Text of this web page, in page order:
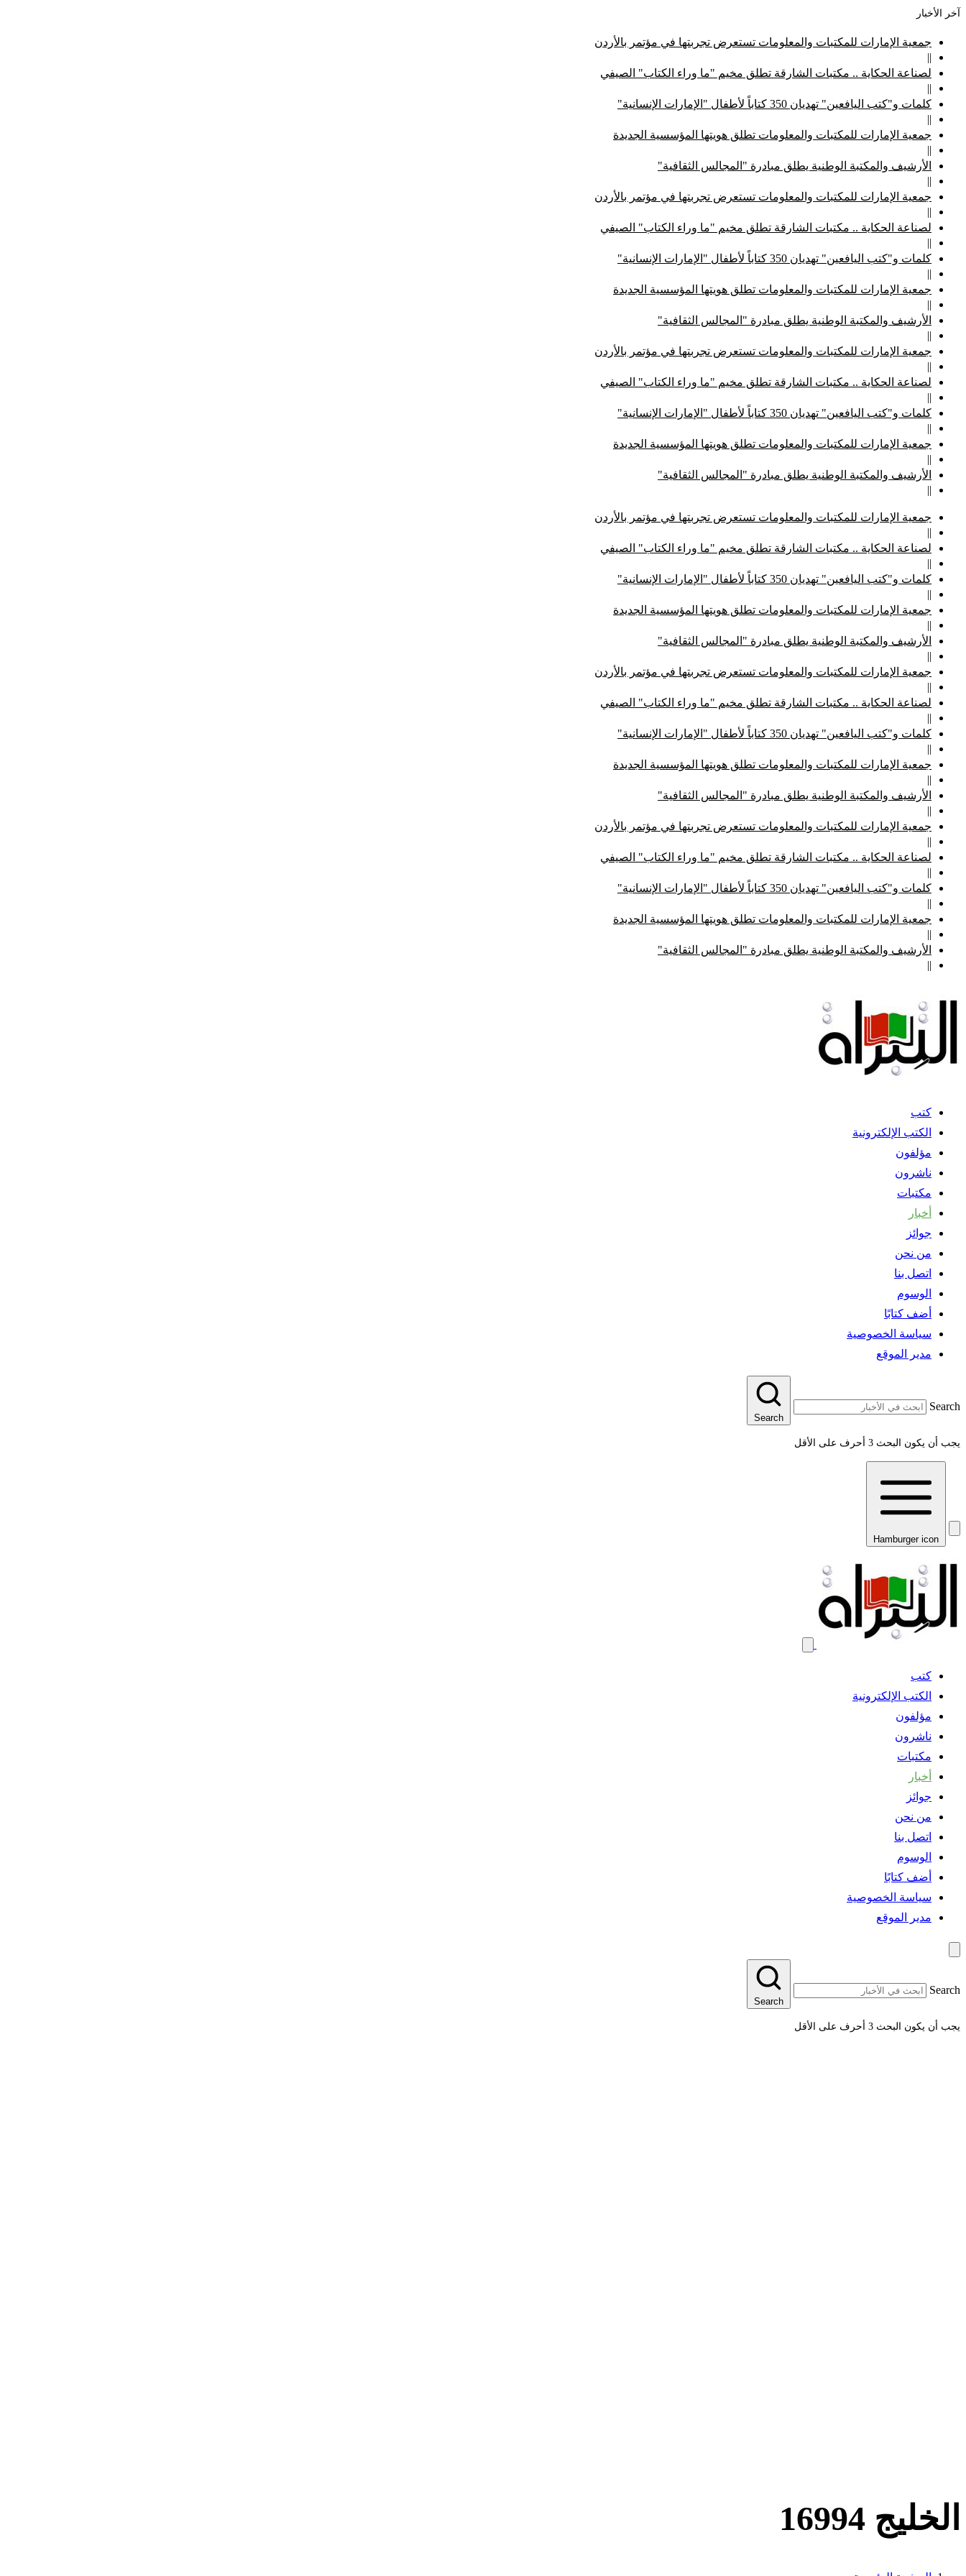
آخر الأخبار
جمعية الإمارات للمكتبات والمعلومات تستعرض تجربتها في مؤتمر بالأردن
||
لصناعة الحكاية .. مكتبات الشارقة تطلق مخيم "ما وراء الكتاب" الصيفي
||
كلمات و"كتب اليافعين" تهديان 350 كتاباً لأطفال "الإمارات الإنسانية"
||
جمعية الإمارات للمكتبات والمعلومات تطلق هويتها المؤسسية الجديدة
||
الأرشيف والمكتبة الوطنية يطلق مبادرة "المجالس الثقافية"
||
جمعية الإمارات للمكتبات والمعلومات تستعرض تجربتها في مؤتمر بالأردن
||
لصناعة الحكاية .. مكتبات الشارقة تطلق مخيم "ما وراء الكتاب" الصيفي
||
كلمات و"كتب اليافعين" تهديان 350 كتاباً لأطفال "الإمارات الإنسانية"
||
جمعية الإمارات للمكتبات والمعلومات تطلق هويتها المؤسسية الجديدة
||
الأرشيف والمكتبة الوطنية يطلق مبادرة "المجالس الثقافية"
||
جمعية الإمارات للمكتبات والمعلومات تستعرض تجربتها في مؤتمر بالأردن
||
لصناعة الحكاية .. مكتبات الشارقة تطلق مخيم "ما وراء الكتاب" الصيفي
||
كلمات و"كتب اليافعين" تهديان 350 كتاباً لأطفال "الإمارات الإنسانية"
||
جمعية الإمارات للمكتبات والمعلومات تطلق هويتها المؤسسية الجديدة
||
الأرشيف والمكتبة الوطنية يطلق مبادرة "المجالس الثقافية"
||
جمعية الإمارات للمكتبات والمعلومات تستعرض تجربتها في مؤتمر بالأردن
||
لصناعة الحكاية .. مكتبات الشارقة تطلق مخيم "ما وراء الكتاب" الصيفي
||
كلمات و"كتب اليافعين" تهديان 350 كتاباً لأطفال "الإمارات الإنسانية"
||
جمعية الإمارات للمكتبات والمعلومات تطلق هويتها المؤسسية الجديدة
||
الأرشيف والمكتبة الوطنية يطلق مبادرة "المجالس الثقافية"
||
جمعية الإمارات للمكتبات والمعلومات تستعرض تجربتها في مؤتمر بالأردن
||
لصناعة الحكاية .. مكتبات الشارقة تطلق مخيم "ما وراء الكتاب" الصيفي
||
كلمات و"كتب اليافعين" تهديان 350 كتاباً لأطفال "الإمارات الإنسانية"
||
جمعية الإمارات للمكتبات والمعلومات تطلق هويتها المؤسسية الجديدة
||
الأرشيف والمكتبة الوطنية يطلق مبادرة "المجالس الثقافية"
||
جمعية الإمارات للمكتبات والمعلومات تستعرض تجربتها في مؤتمر بالأردن
||
لصناعة الحكاية .. مكتبات الشارقة تطلق مخيم "ما وراء الكتاب" الصيفي
||
كلمات و"كتب اليافعين" تهديان 350 كتاباً لأطفال "الإمارات الإنسانية"
||
جمعية الإمارات للمكتبات والمعلومات تطلق هويتها المؤسسية الجديدة
||
الأرشيف والمكتبة الوطنية يطلق مبادرة "المجالس الثقافية"
||
كتب
الكتب الإلكترونية
مؤلفون
ناشرون
مكتبات
أخبار
جوائز
من نحن
اتصل بنا
الوسوم
أضف كتابًا
سياسة الخصوصية
مدير الموقع
Search
Search
يجب أن يكون البحث 3 أحرف على الأقل
Hamburger icon
كتب
الكتب الإلكترونية
مؤلفون
ناشرون
مكتبات
أخبار
جوائز
من نحن
اتصل بنا
الوسوم
أضف كتابًا
سياسة الخصوصية
مدير الموقع
Search
Search
يجب أن يكون البحث 3 أحرف على الأقل
الخليج 16994